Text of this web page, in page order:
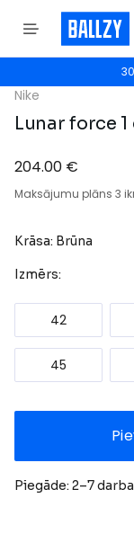
Nike
Lunar force
204.00 €
Maksājumu plāns 3
Krāsa: Brūna
Izmērs:
42
45
Piegāde: 2–7